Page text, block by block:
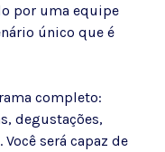
por uma equipe
único que é
completo:
degustações,
será capaz de